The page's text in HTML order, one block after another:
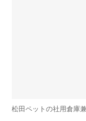
松田ペットの社用倉庫